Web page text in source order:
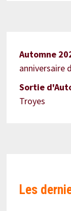
Automne
anniversaire
Sortie
Troyes
Les